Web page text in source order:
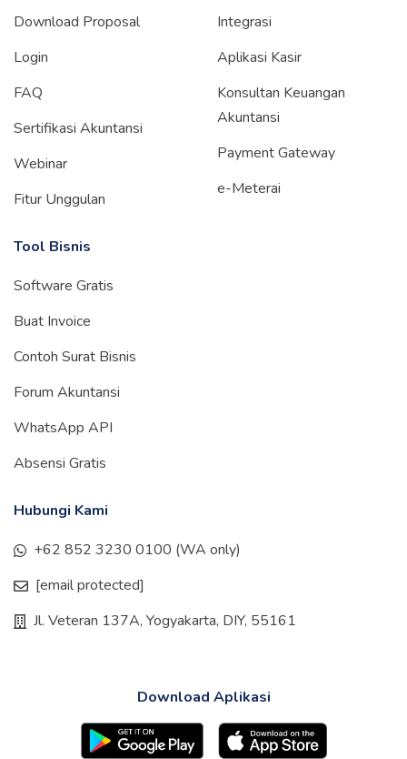
Download Proposal
Login
FAQ
Sertifikasi Akuntansi
Webinar
Fitur Unggulan
Integrasi
Aplikasi Kasir
Konsultan Keuangan
Akuntansi
Payment Gateway
e-Meterai
Tool Bisnis
Software Gratis
Buat Invoice
Contoh Surat Bisnis
Forum Akuntansi
WhatsApp API
Absensi Gratis
Hubungi Kami
+62 852 3230 0100 (WA only)
[email protected]
Jl. Veteran 137A, Yogyakarta, DIY, 55161
Download Aplikasi